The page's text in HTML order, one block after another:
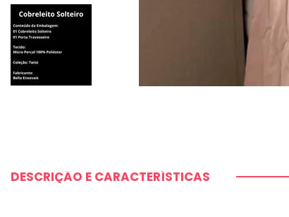
DESCRIÇÃO E CARACTERÍSTICAS